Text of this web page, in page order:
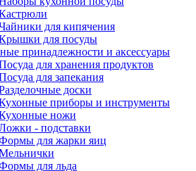
для кипячения
для посуды
принадлежности и аксессуары
для хранения продуктов
для запекания
доски
приборы и инструменты
ножи
- подставки
для жарки яиц
для льда